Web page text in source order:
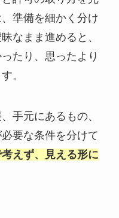
準備を細かく分け
なまま進めると、
たり、思ったより
。
手元にあるもの、
要な条件を分けて
えず、見える形に